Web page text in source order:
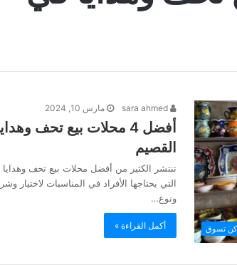
تسوق
مارس 10, 2024
أفضل 4 محلات بيع تحف
القصيم
تنتشر الكثير من أفضل محلات بيع تحف
التي يحتاجها الأفراد في المناسبات لاختيار
ونوع…
أكمل القراءة »